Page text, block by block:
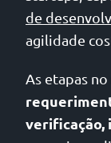
de
agilidade
As etapas
verificação,